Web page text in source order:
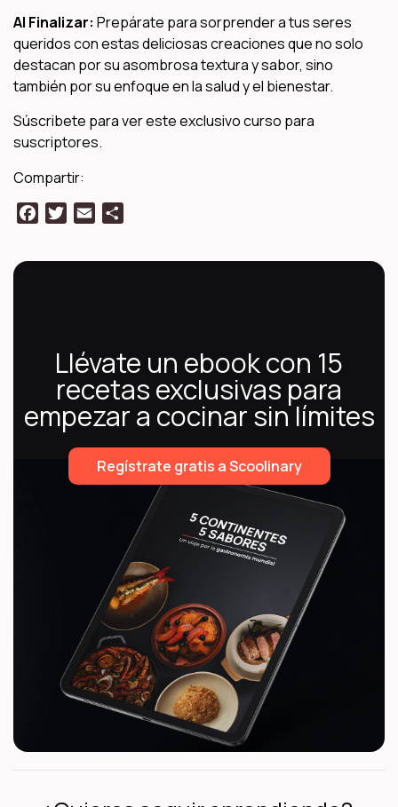
Al Finalizar: Prepárate para sorprender a tus seres
queridos con estas deliciosas creaciones que no solo
destacan por su asombrosa textura y sabor, sino
también por su enfoque en la salud y el bienestar.
Súscribete para ver este exclusivo curso para
suscriptores.
Compartir:
FacebookTwitter
Email
Llévate un ebook con 15
recetas exclusivas para
empezar a cocinar sin límites
Regístrate gratis a Scoolinary